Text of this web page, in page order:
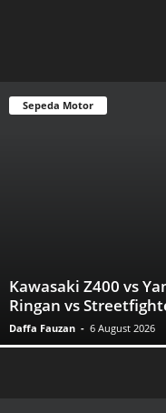
Sepeda Motor
Kawasaki Z400 vs
Ringan vs
Daffa Fauzan - 6 August 2026